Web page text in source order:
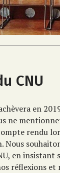
CNU
en
ne
rendu
Nous
en insistant
réflexions et